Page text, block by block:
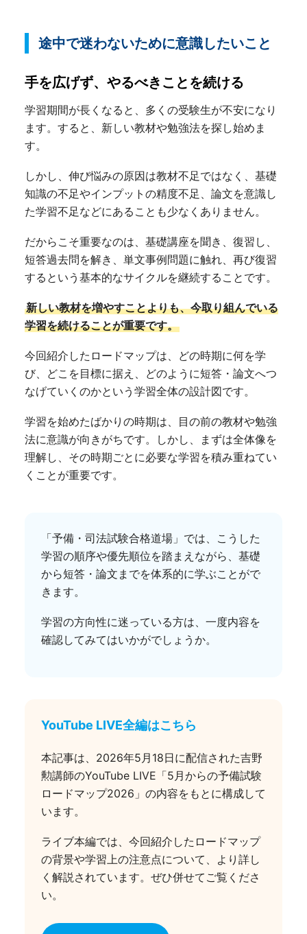
途中で迷わないために意識したいこと
手を広げず、やるべきことを続ける
学習期間が長くなると、多くの受験生が不安になり
ます。すると、新しい教材や勉強法を探し始めま
す。
しかし、伸び悩みの原因は教材不足ではなく、基礎
知識の不足やインプットの精度不足、論文を意識し
た学習不足などにあることも少なくありません。
だからこそ重要なのは、基礎講座を聞き、復習し、
短答過去問を解き、単文事例問題に触れ、再び復習
するという基本的なサイクルを継続することです。
新しい教材を増やすことよりも、今取り組んでいる
学習を続けることが重要です。
今回紹介したロードマップは、どの時期に何を学
び、どこを目標に据え、どのように短答・論文へつ
なげていくのかという学習全体の設計図です。
学習を始めたばかりの時期は、目の前の教材や勉強
法に意識が向きがちです。しかし、まずは全体像を
理解し、その時期ごとに必要な学習を積み重ねてい
くことが重要です。
「予備・司法試験合格道場」では、こうした
学習の順序や優先順位を踏まえながら、基礎
から短答・論文までを体系的に学ぶことがで
きます。
学習の方向性に迷っている方は、一度内容を
確認してみてはいかがでしょうか。
YouTube LIVE全編はこちら
本記事は、2026年5月18日に配信された吉野
勲講師のYouTube LIVE「5月からの予備試験
ロードマップ2026」の内容をもとに構成して
います。
ライブ本編では、今回紹介したロードマップ
の背景や学習上の注意点について、より詳し
く解説されています。ぜひ併せてご覧くださ
い。